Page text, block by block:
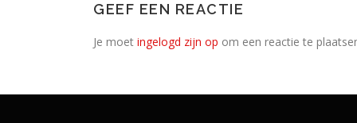
GEEF EEN REACTIE
Je moet ingelogd zijn op om een reactie te